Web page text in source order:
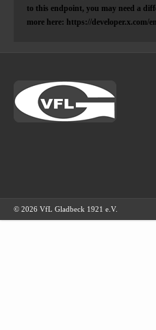
to this endpoint, you may need a
more here: https://developer.x.com/
© 2026 VfL Gladbeck 1921 e.V.